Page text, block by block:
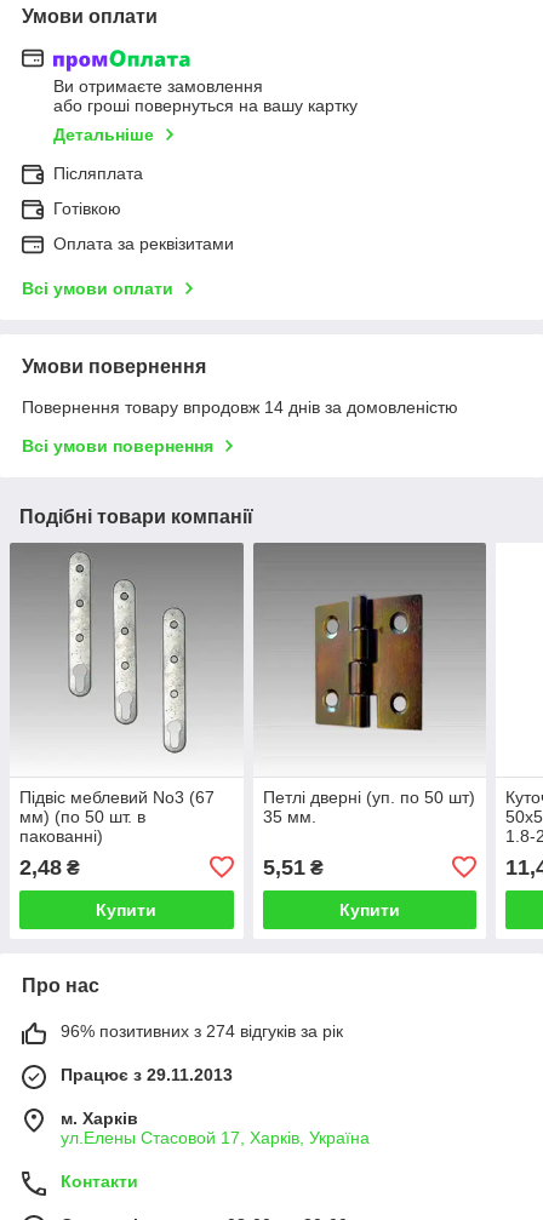
Умови оплати
Ви отримаєте замовлення
або гроші повернуться на вашу картку
Детальніше
Післяплата
Готівкою
Оплата за реквізитами
Всі умови оплати
Умови повернення
Повернення товару впродовж 14 днів за домовленістю
Всі умови повернення
Подібні товари компанії
Підвіс меблевий No3 (67
мм) (по 50 шт. в
пакованні)
2,48 ₴
Купити
Петлі дверні (уп. по 50 шт)
35 мм.
5,51₴
Купити
1.8-
Про нас
96% позитивних з 274 відгуків за рік
Працює з 29.11.2013
м. Харків
ул.Елены Стасовой 17, Харків, Україна
Контакти